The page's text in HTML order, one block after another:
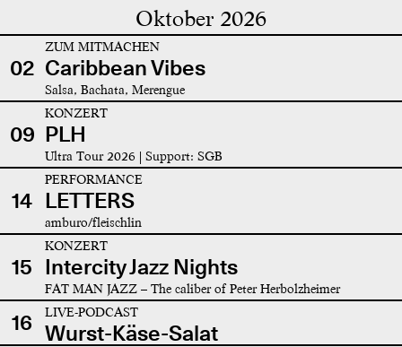
Oktober 2026
02
ZUM MITMACHEN
Caribbean Vibes
Salsa, Bachata, Merengue
09
KONZERT
PLH
Ultra Tour 2026 | Support: SGB
14
PERFORMANCE
LETTERS
amburo/fleischlin
15
KONZERT
Intercity Jazz Nights
FAT MAN JAZZ – The caliber of Peter Herbolzheimer
16 LIVE-PODCAST
Wurst-Käse-Salat